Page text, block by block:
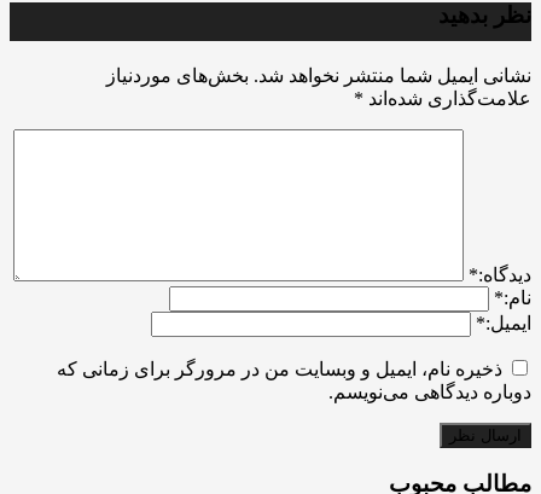
نظر بدهید
نشانی ایمیل شما منتشر نخواهد شد. بخش‌های موردنیاز
علامت‌گذاری شده‌اند *
ديدگاه:*
نام:*
ایمیل:*
ذخیره نام، ایمیل و وبسایت من در مرورگر برای زمانی که
دوباره دیدگاهی می‌نویسم.
مطالب محبوب